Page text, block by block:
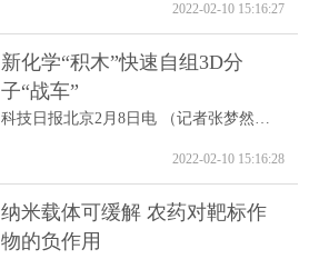
2022-02-10 15:16:27
新化学“积木”快速自组3D分
子“战车”
科技日报北京2月8日电 （记者张梦然）据...
2022-02-10 15:16:28
纳米载体可缓解 农药对靶标作
物的负作用